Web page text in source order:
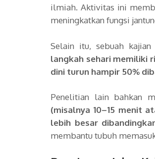
ilmiah. Aktivitas ini
meningkatkan fungsi
Selain itu, sebuah
langkah sehari memiliki
dini turun hampir 50%
Penelitian lain bahkan
(misalnya 10–15 menit
lebih besar
membantu tubuh